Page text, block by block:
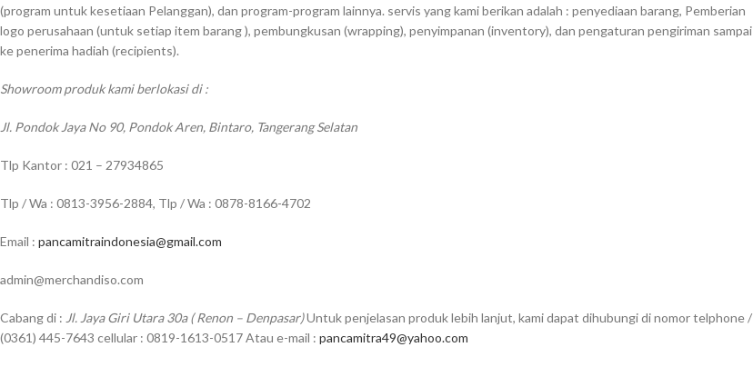
(program untuk kesetiaan Pelanggan), dan program-program lainnya. servis yang kami berikan adalah : penyediaan barang, Pemberian
logo perusahaan (untuk setiap item barang ), pembungkusan (wrapping), penyimpanan (inventory), dan pengaturan pengiriman sampai
ke penerima hadiah (recipients).
Showroom produk kami berlokasi di :
Jl. Pondok Jaya No 90, Pondok Aren, Bintaro, Tangerang Selatan
Tlp Kantor : 021 – 27934865
Tlp / Wa : 0813-3956-2884, Tlp / Wa : 0878-8166-4702
Email : pancamitraindonesia@gmail.com
admin@merchandiso.com
Cabang di : Jl. Jaya Giri Utara 30a ( Renon – Denpasar)Untuk penjelasan produk lebih lanjut, kami dapat dihubungi di nomor telphone /
(0361) 445-7643 cellular : 0819-1613-0517 Atau e-mail : pancamitra49@yahoo.com